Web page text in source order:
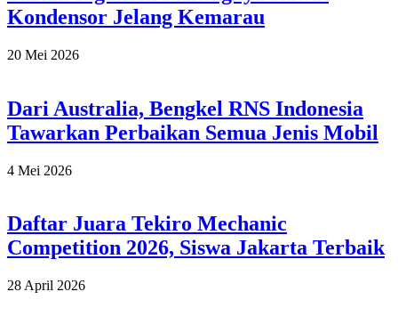
Kondensor Jelang Kemarau
2026-
20 Mei 2026
Dari Australia, Bengkel RNS Indonesia
Tawarkan Perbaikan Semua Jenis Mobil
2026-
4 Mei 2026
Daftar Juara Tekiro Mechanic
Competition 2026, Siswa Jakarta Terbaik
2026-
28 April 2026